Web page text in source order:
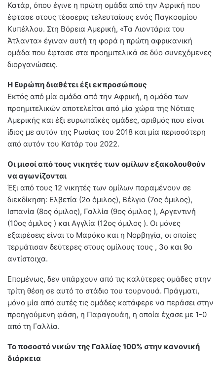
Κατάρ, όπου έγινε η πρώτη ομάδα από την Αφρική που
έφτασε στους τέσσερις τελευταίους ενός Παγκοσμίου
Κυπέλλου. Στη Βόρεια Αμερική, «Τα Λιοντάρια του
Άτλαντα» έγιναν αυτή τη φορά η πρώτη αφρικανική
ομάδα που έφτασε στα προημιτελικά σε δύο συνεχόμενες
διοργανώσεις.
Η Ευρώπη διαθέτει έξι εκπροσώπους
Εκτός από μία ομάδα από την Αφρική, η ομάδα των
προημιτελικών αποτελείται από μία χώρα της Νότιας
Αμερικής και έξι ευρωπαϊκές ομάδες, αριθμός που είναι
ίδιος με αυτόν της Ρωσίας του 2018 και μία περισσότερη
από αυτόν του Κατάρ του 2022.
Οι μισοί από τους νικητές των ομίλων εξακολουθούν
να αγωνίζονται
Έξι από τους 12 νικητές των ομίλων παραμένουν σε
διεκδίκηση: Ελβετία (2ο όμιλος), Βέλγιο (7ος όμιλος),
Ισπανία (8ος όμιλος), Γαλλία (9ος όμιλος ), Αργεντινή
(10ος όμιλος ) και Αγγλία (12ος όμιλος ). Οι μόνες
εξαιρέσεις είναι το Μαρόκο και η Νορβηγία, οι οποίες
τερμάτισαν δεύτερες στους ομίλους τους , 3ο και 9ο
αντίστοιχα.
Επομένως, δεν υπάρχουν από τις καλύτερες ομάδες στην
τρίτη θέση σε αυτό το στάδιο του τουρνουά. Πράγματι,
μόνο μία από αυτές τις ομάδες κατάφερε να περάσει στην
προηγούμενη φάση, η Παραγουάη, η οποία έχασε με 1-0
από τη Γαλλία.
Το ποσοστό νικών της Γαλλίας 100% στην κανονική
διάρκεια